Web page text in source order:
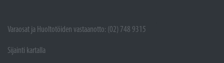
Varaosat ja Huoltotöiden vastaanotto: (02) 748 9315
Sijainti kartalla